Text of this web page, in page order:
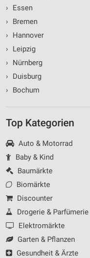
›
Essen
›
Bremen
›
Hannover
›
Leipzig
›
Nürnberg
›
Duisburg
›
Bochum
Top Kategorien
Auto & Motorrad
Baby & Kind
Baumärkte
Biomärkte
Discounter
Drogerie & Parfümerie
Elektromärkte
Garten & Pflanzen
Gesundheit & Ärzte